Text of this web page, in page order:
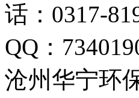
话：0317-
QQ：
沧州华宁环